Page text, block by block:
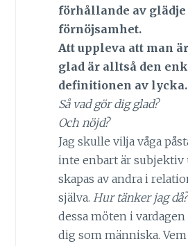
förhållande av glädje
förnöjsamhet.
Att uppleva att man
glad är alltså den
definitionen av lycka.
Så vad gör dig glad?
Och nöjd?
Jag skulle vilja våga
inte enbart är subjektiv
skapas av andra i
själva. Hur tänker jag då?
dessa möten i
dig som människa.